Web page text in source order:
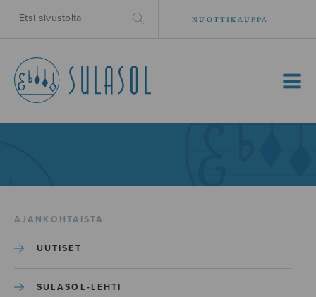
NUOTTIKAUPPA
MENU
AJANKOHTAISTA
UUTISET
SULASOL-LEHTI